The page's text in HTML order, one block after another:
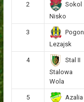
2
Sokol
Nisko
3
Pogon
Lezajsk
4
Stal II
Stalowa
Wola
5
Azalia